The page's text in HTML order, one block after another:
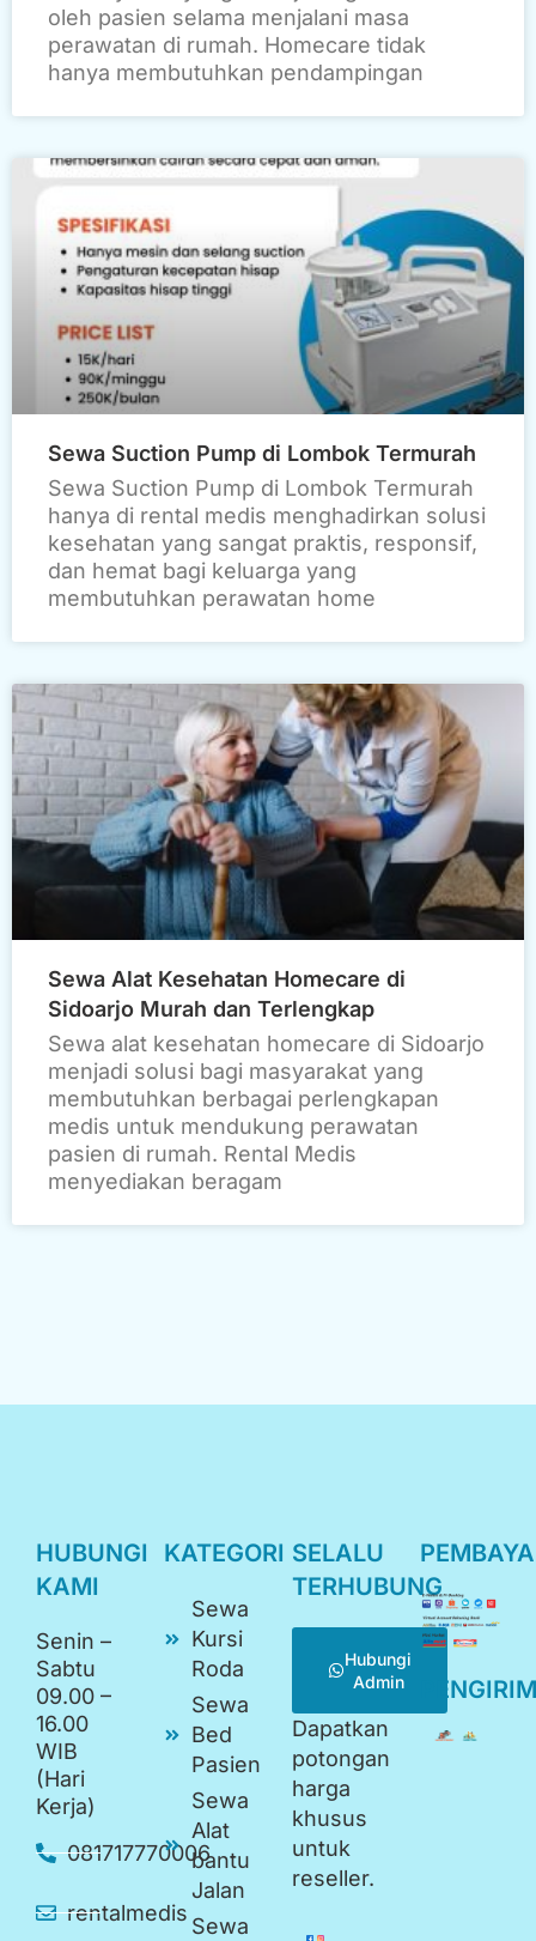
oleh pasien selama menjalani masa
perawatan di rumah. Homecare tidak
hanya membutuhkan pendampingan
Sewa Suction Pump di Lombok Termurah
Sewa Suction Pump di Lombok Termurah
hanya di rental medis menghadirkan solusi
kesehatan yang sangat praktis, responsif,
dan hemat bagi keluarga yang
membutuhkan perawatan home
Sewa Alat Kesehatan Homecare di
Sidoarjo Murah dan Terlengkap
Sewa alat kesehatan homecare di Sidoarjo
menjadi solusi bagi masyarakat yang
membutuhkan berbagai perlengkapan
medis untuk mendukung perawatan
pasien di rumah. Rental Medis
menyediakan beragam
HUBUNGI
KAMI
Senin –
Sabtu
09.00 –
16.00
WIB
(Hari
Kerja)
081717770006
rentalmedis
KATEGORI
Sewa
Kursi
Roda
Sewa
Bed
Pasien
Sewa
Alat
bantu
Jalan
Sewa
SELALU
TERHUBUNG
Hubungi
Admin
Dapatkan
potongan
harga
khusus
untuk
reseller.